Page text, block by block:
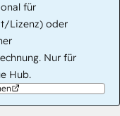
für
Lizenz) oder
Nur für
Hub.